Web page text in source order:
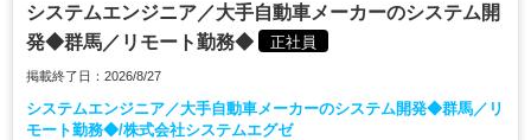
システムエンジニア／大手自動車メーカーのシステム開
発◆群馬／リモート勤務◆
正社員
掲載終了日：2026/8/27
システムエンジニア／大手自動車メーカーのシステム開発◆群馬／リ
モート勤務◆/株式会社システムエグゼ